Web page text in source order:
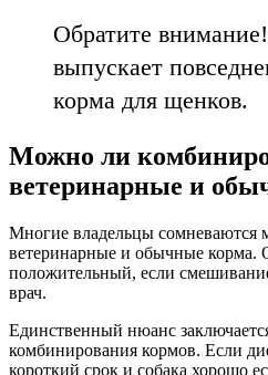
Обратите
выпускает
корма для щенков.
Можно ли
ветеринарные и
Многие владельцы сомневаются
ветеринарные и обычные корма.
положительный, если
врач.
Единственный нюанс
комбинирования кормов. Если
короткий срок и собака хорошо